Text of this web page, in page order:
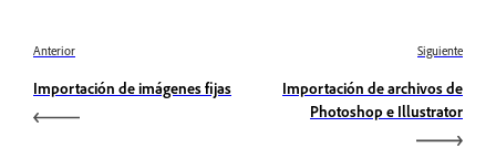
Anterior
Importación de imágenes fijas
Siguiente
Importación de archivos de
Photoshop e Illustrator